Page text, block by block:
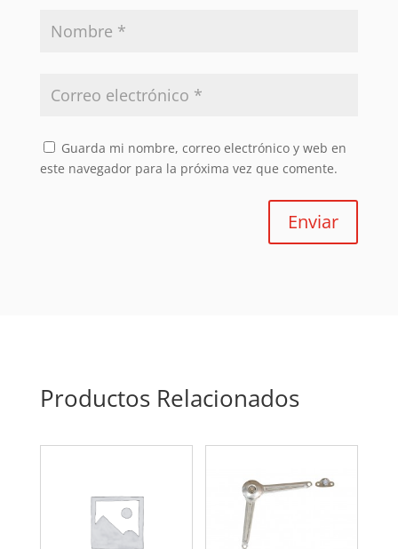
Guarda mi nombre, correo electrónico y web en
este navegador para la próxima vez que comente.
Enviar
Productos Relacionados